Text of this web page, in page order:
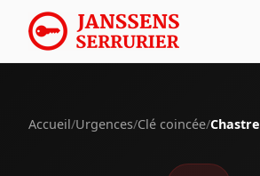
Accueil/Urgences/Clé coincée/Chastre